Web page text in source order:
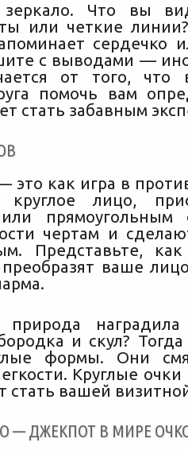
зеркало. Что вы
или четкие
сердечко
с выводами —
от того, что
помочь вам
стать забавным
это как игра в
лицо,
прямоугольным
чертам и
Представьте, как
ваше
и скул?
формы. Они
Круглые
стать вашей
— ДЖЕКПОТ В МИРЕ